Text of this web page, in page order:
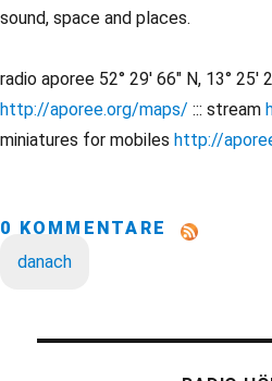
sound, space and places.
radio aporee 52° 29' 66" N, 13° 25'
http://aporee.org/maps/ ::: stream
miniatures for mobiles http://
0 KOMMENTARE
danach